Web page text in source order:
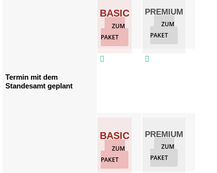
Termin mit dem
Standesamt geplant
BASIC
ZUM
PAKET

PREMIUM
ZUM
PAKET

BASIC
ZUM
PAKET
PREMIUM
ZUM
PAKET